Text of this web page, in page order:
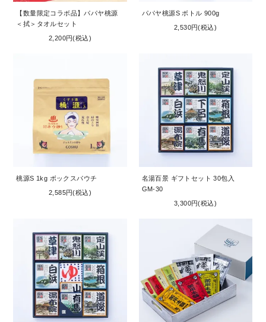
【数量限定コラボ品】パパヤ桃源
＜拭＞タオルセット
2,200円(税込)
パパヤ桃源S ボトル 900g
2,530円(税込)
桃源S 1kg ボックスパウチ
2,585円(税込)
名湯百景 ギフトセット 30包入
GM-30
3,300円(税込)